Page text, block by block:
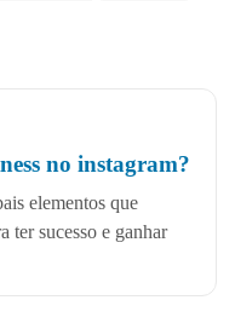
no instagram?
elementos que
ter sucesso e ganhar